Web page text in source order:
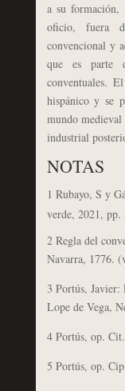
a su formación,
oficio, fuera
convencional y
que es parte
conventuales.
hispánico y se
mundo medieval
industrial
NOTAS
1 Rubayo, S y
verde, 2021, pp.
2 Regla del
Navarra, 1776.
3 Portús, Javier:
Lope de Vega,
4 Portús, op.
5 Portús, op.